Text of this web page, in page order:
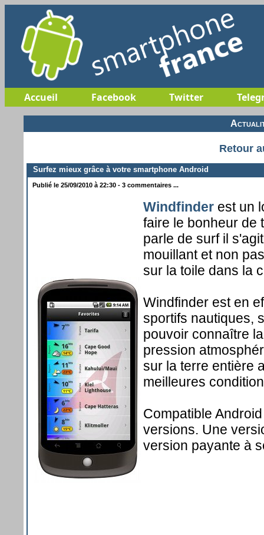
Accueil Facebook Twitter
Retour
Surfez mieux grâce à votre smartphone Android
Publié le 25/09/2010 à 22:30 - 3 commentaires ...
Windfinder est un
faire le bonheur de
parle de surf il
mouillant et non
sur la toile dans la
Windfinder est en
sportifs nautiques,
pouvoir connaître
pression
sur la terre entière
meilleures
Compatible
versions. Une
version payante à